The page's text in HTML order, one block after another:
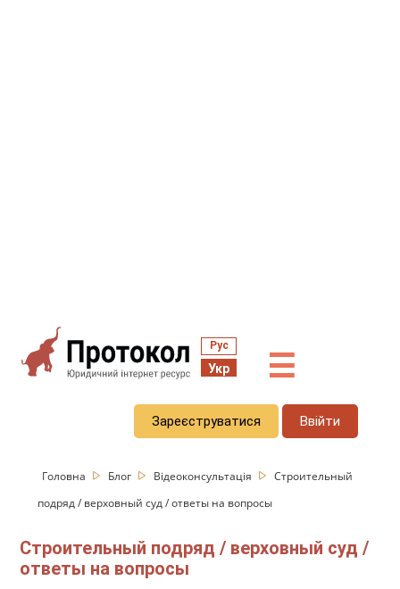
Рус
Укр ☰
Зареєструватися Ввійти
Головна Блог Відеоконсультація
Строительный
подряд / верховный суд / ответы на вопросы
Строительный подряд / верховный суд /
ответы на вопросы